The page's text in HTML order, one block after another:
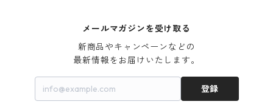
メールマガジンを受け取る
新商品やキャンペーンなどの
最新情報をお届けいたします。
登録